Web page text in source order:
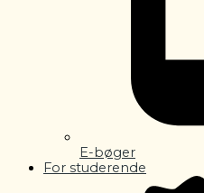
E-bøger
For studerende